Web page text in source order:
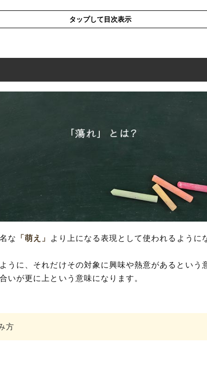
タップして目次表示
「蕩れ」の表現の使い方
な 「萌え」 より上になる表現として使われるように
うに、それだけその対象に興味や熱意があるという
いが更に上という意味になります。
方